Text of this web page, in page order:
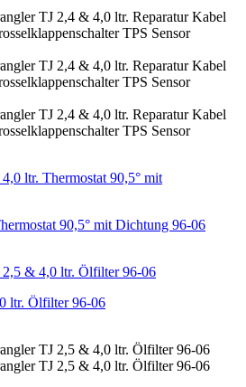
90,5° mit Dichtung 96-06
ltr. Ölfilter 96-06